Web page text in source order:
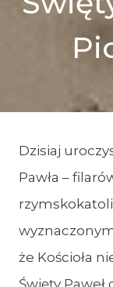
Dzisiaj
Pawła –
że Kościoła